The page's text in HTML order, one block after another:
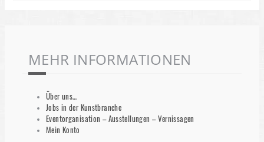
MEHR INFORMATIONEN
Über uns…
Jobs in der Kunstbranche
Eventorganisation – Ausstellungen – Vernissagen
Mein Konto